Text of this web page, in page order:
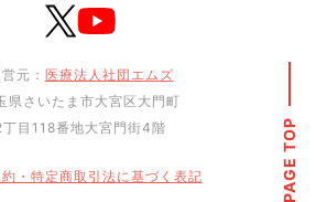
元： 医療法人社団エムズ
県さいたま市大宮区大門町
丁目118番地大宮門街4階
・特定商取引法に基づく表記 PAGE TOP